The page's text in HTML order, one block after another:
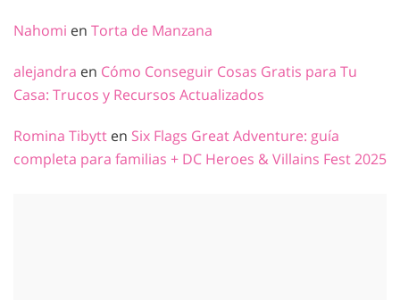
Nahomi en Torta de Manzana
alejandra en Cómo Conseguir Cosas Gratis para Tu
Casa: Trucos y Recursos Actualizados
Romina Tibytt en Six Flags Great Adventure: guía
completa para familias + DC Heroes & Villains Fest 2025